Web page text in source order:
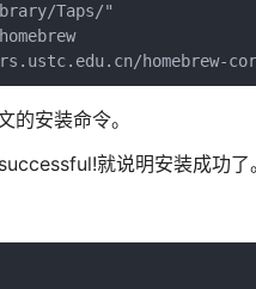
Taps/"
homebrew-
的安装命令。
就说明安装成功了。